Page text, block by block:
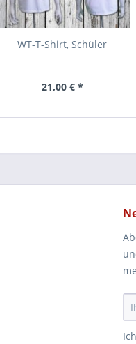
WT-T-Shirt, Schüler
21,00 € *